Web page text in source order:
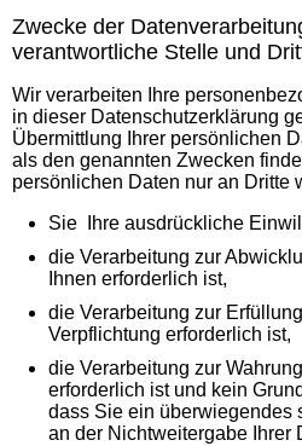
Zwecke der
verantwortliche Stelle und
Wir verarbeiten Ihre
in dieser Datenschutzerklärung
Übermittlung Ihrer persönlichen
als den genannten Zwecken
persönlichen Daten nur an Dritte
Sie Ihre ausdrückliche
die Verarbeitung zur
Ihnen erforderlich ist,
die Verarbeitung zur
Verpflichtung erforderlich ist,
die Verarbeitung zur
erforderlich ist und kein
dass Sie ein überwiegendes
an der Nichtweitergabe Ihrer